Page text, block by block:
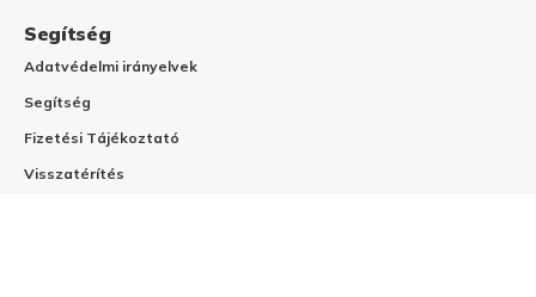
Segítség
Adatvédelmi irányelvek
Segítség
Fizetési Tájékoztató
Visszatérítés